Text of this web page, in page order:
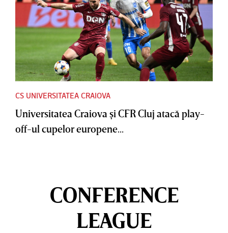
CS UNIVERSITATEA CRAIOVA
Universitatea Craiova şi CFR Cluj atacă play-
off-ul cupelor europene...
CONFERENCE
LEAGUE